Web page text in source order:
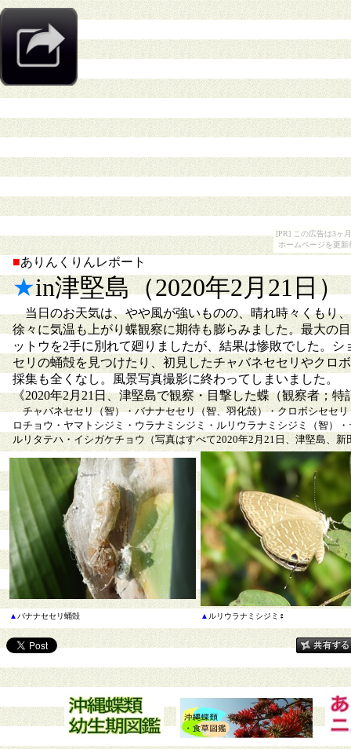
[PR] この広告は3ヶ
ホームページを更
■ありんくりんレポート
★in津堅島（2020年2月21日）
当日のお天気は、やや風が強いものの、晴れ時々くもり
徐々に気温も上がり蝶観察に期待も膨らみました。最大の
ットウを2手に別れて廻りましたが、結果は惨敗でした。
セリの蛹殻を見つけたり、初見したチャバネセセリやクロ
採集も全くなし。風景写真撮影に終わってしまいました。
《2020年2月21日、津堅島で観察・目撃した蝶（観察者；
チャバネセセリ（智）・バナナセセリ（智、羽化殻）・クロボシセセ
ロチョウ・ヤマトシジミ・ウラナミシジミ・ルリウラナミシジミ（智）
ルリタテハ・イシガケチョウ（写真はすべて2020年2月21日、津堅島、
▲ バナナセセリ蛹殻 ▲ ルリウラナミシジミ♀